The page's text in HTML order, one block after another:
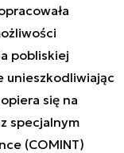
pobliskiej
unieszkodliwiając
się na
specjalnym
(COMINT)